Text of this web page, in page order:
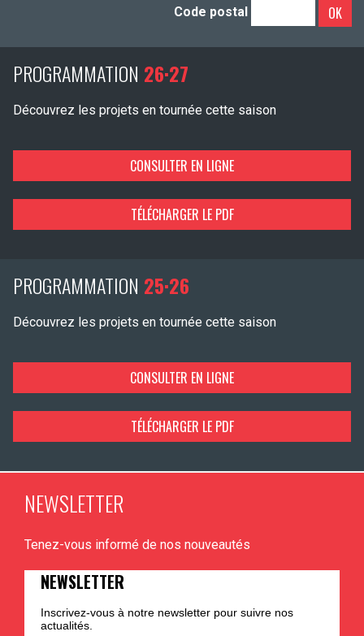
Code postal OK
PROGRAMMATION 26·27
Découvrez les projets en tournée cette saison
CONSULTER EN LIGNE
TÉLÉCHARGER LE PDF
PROGRAMMATION 25·26
Découvrez les projets en tournée cette saison
CONSULTER EN LIGNE
TÉLÉCHARGER LE PDF
NEWSLETTER
Tenez-vous informé de nos nouveautés
NEWSLETTER
Inscrivez-vous à notre newsletter pour suivre nos
actualités.